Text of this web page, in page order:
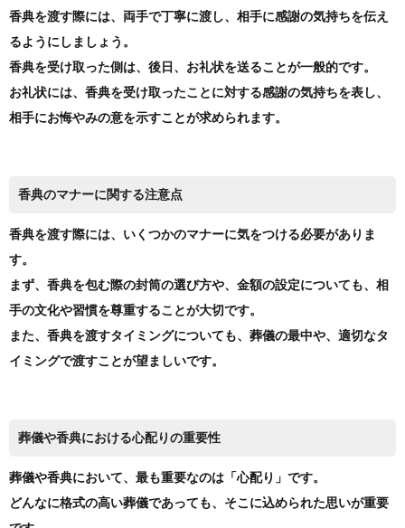
香典を渡す際には、両手で丁寧に渡し、相手に感謝の気持ちを伝え
るようにしましょう。
香典を受け取った側は、後日、お礼状を送ることが一般的です。
お礼状には、香典を受け取ったことに対する感謝の気持ちを表し、
相手にお悔やみの意を示すことが求められます。
香典のマナーに関する注意点
香典を渡す際には、いくつかのマナーに気をつける必要がありま
す。
まず、香典を包む際の封筒の選び方や、金額の設定についても、相
手の文化や習慣を尊重することが大切です。
また、香典を渡すタイミングについても、葬儀の最中や、適切なタ
イミングで渡すことが望ましいです。
葬儀や香典における心配りの重要性
葬儀や香典において、最も重要なのは「心配り」です。
どんなに格式の高い葬儀であっても、そこに込められた思いが重要